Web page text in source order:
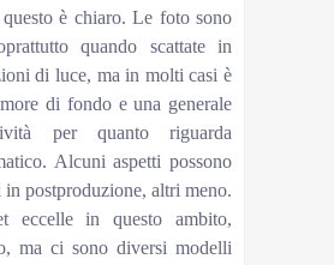
è chiaro. Le foto sono
quando scattate in
di luce, ma in molti casi è
di fondo e una generale
per quanto riguarda
Alcuni aspetti possono
in postproduzione, altri meno.
eccelle in questo ambito,
ma ci sono diversi modelli